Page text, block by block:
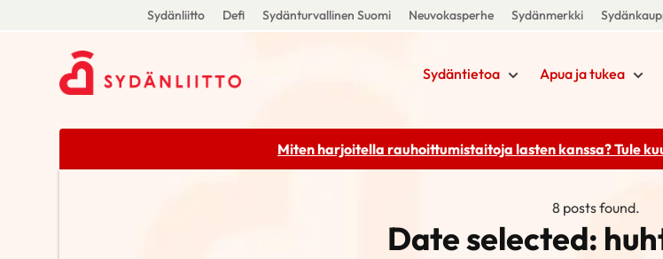
Sydänliitto Defi Sydänturvallinen Suomi Neuvokasperhe Sydänmerkki
Sydäntietoa Apua ja tukea
Miten harjoitella rauhoittumistaitoja lasten kanssa? Tule
8 posts found.
Date selected: